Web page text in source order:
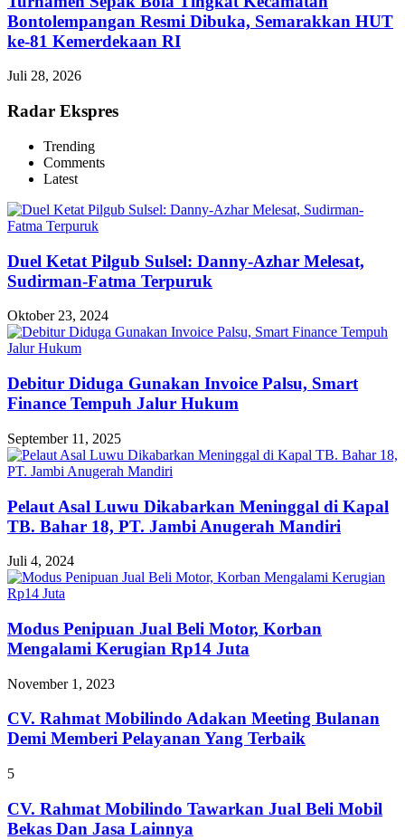
Bontolempangan Resmi Dibuka, Semarakkan HUT
ke-81 Kemerdekaan RI
Juli 28, 2026
Radar Ekspres
Trending
Comments
Latest
Duel Ketat Pilgub Sulsel: Danny-Azhar Melesat,
Sudirman-Fatma Terpuruk
Oktober 23, 2024
Debitur Diduga Gunakan Invoice Palsu, Smart
Finance Tempuh Jalur Hukum
September 11, 2025
Pelaut Asal Luwu Dikabarkan Meninggal di Kapal
TB. Bahar 18, PT. Jambi Anugerah Mandiri
Juli 4, 2024
Modus Penipuan Jual Beli Motor, Korban
Mengalami Kerugian Rp14 Juta
November 1, 2023
CV. Rahmat Mobilindo Adakan Meeting Bulanan
Demi Memberi Pelayanan Yang Terbaik
5
CV. Rahmat Mobilindo Tawarkan Jual Beli Mobil
Bekas Dan Jasa Lainnya